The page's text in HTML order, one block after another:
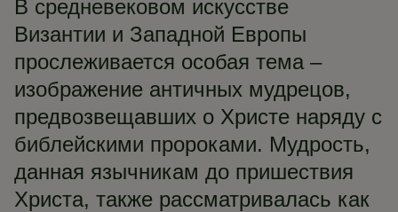
В средневековом искусстве
Византии и Западной Европы
прослеживается особая тема –
изображение античных мудрецов,
предвозвещавших о Христе наряду с
библейскими пророками. Мудрость,
данная язычникам до пришествия
Христа, также рассматривалась как